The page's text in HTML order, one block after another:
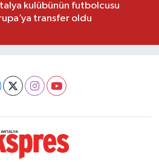
kulübünün futbolcusu
transfer oldu